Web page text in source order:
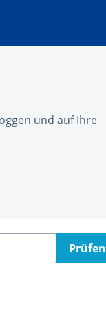
und auf Ihre
Prüfen